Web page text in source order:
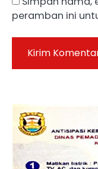
peramban ini